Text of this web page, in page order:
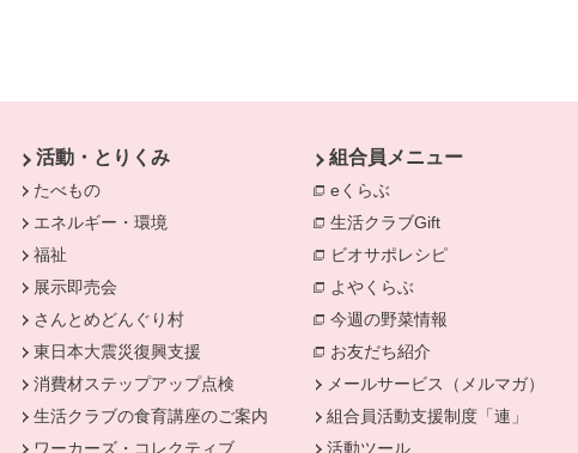
で開きます。
活動・とりくみ
たべもの
エネルギー・環境
福祉
展示即売会
さんとめどんぐり村
東日本大震災復興支援
消費材ステップアップ点検
生活クラブの食育講座のご案内
ワーカーズ・コレクティブ
組合員メニュー
eくらぶ
生活クラブGift
別のウィンドウで開きます。
ビオサポレシピ 別のウィンドウ
よやくらぶ 別のウィンドウで開
今週の野菜情報 別のウィンドウ
お友だち紹介
メールサービス（メルマガ）
組合員活動支援制度「連」
活動ツール